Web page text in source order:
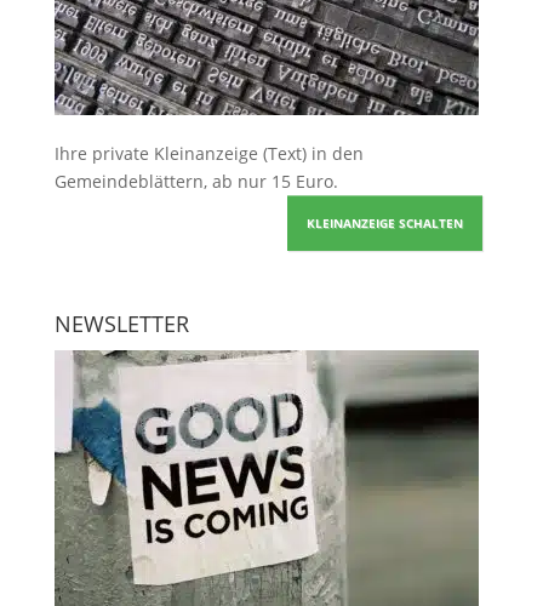
Ihre private Kleinanzeige (Text) in den
Gemeindeblättern, ab nur 15 Euro.
KLEINANZEIGE SCHALTEN
NEWSLETTER